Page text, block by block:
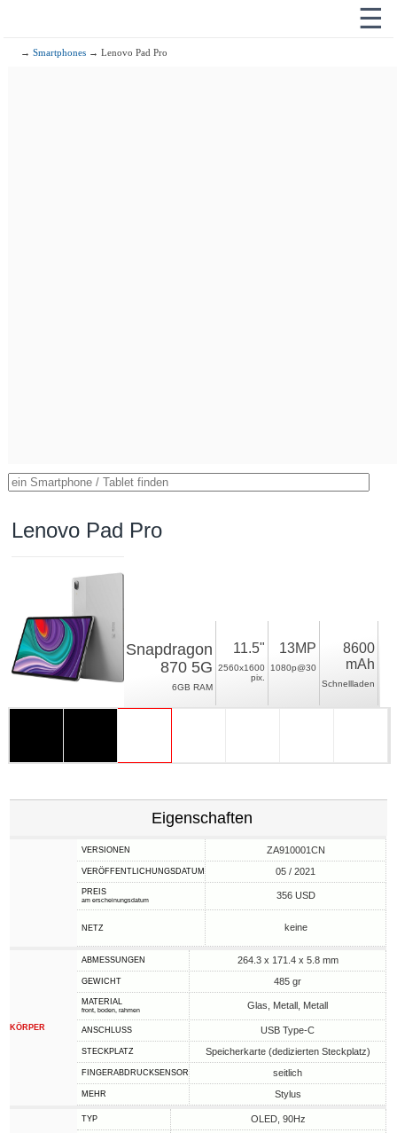
☰
→Smartphones → Lenovo Pad Pro
Lenovo Pad Pro
Snapdragon
870 5G
6GB RAM
11.5"
2560x1600
pix.
13MP
1080p@30
8600
mAh
Schnellladen
Eigenschaften
VERSIONEN ZA910001CN
VERÖFFENTLICHUNGSDATUM 05 / 2021
PREIS
am erscheinungsdatum 356 USD
NETZ keine
KÖRPER
ABMESSUNGEN 264.3 x 171.4 x 5.8 mm
GEWICHT 485 gr
MATERIAL
front, boden, rahmen Glas, Metall, Metall
ANSCHLUSS USB Type-C
STECKPLATZ Speicherkarte (dedizierten Steckplatz)
FINGERABDRUCKSENSOR seitlich
MEHR Stylus
TYP OLED, 90Hz